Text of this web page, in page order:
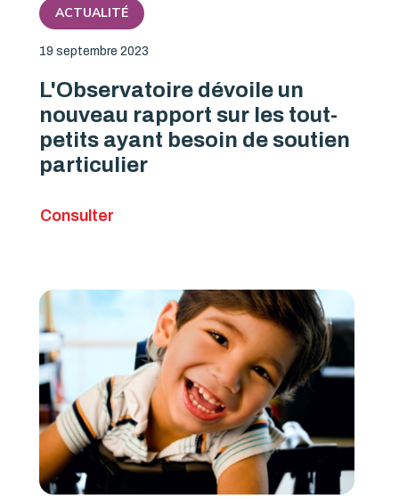
ACTUALITÉ
19 septembre 2023
L'Observatoire dévoile un
nouveau rapport sur les tout-
petits ayant besoin de soutien
particulier
Consulter